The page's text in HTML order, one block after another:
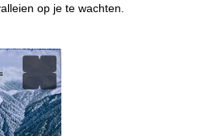
op je te wachten.